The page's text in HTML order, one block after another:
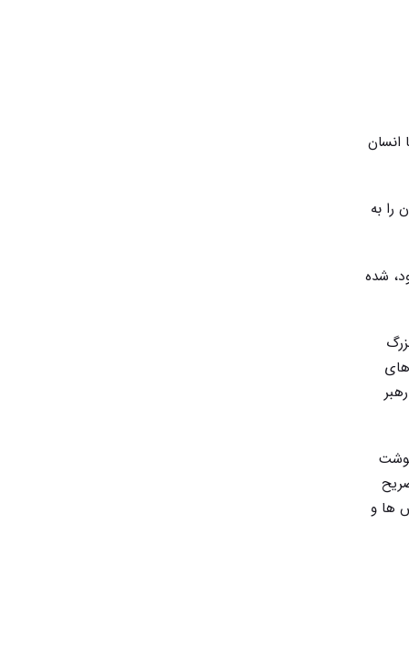
انسان
را به
شده
ها و